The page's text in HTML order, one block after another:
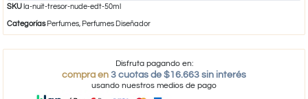
SKU la-nuit-tresor-nude-edt-50ml
Categorías Perfumes, Perfumes Diseñador
Disfruta pagando en:
compra en 3 cuotas de $16.663 sin interés
usando nuestros medios de pago